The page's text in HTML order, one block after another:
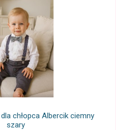
chłopca Albercik ciemny
szary